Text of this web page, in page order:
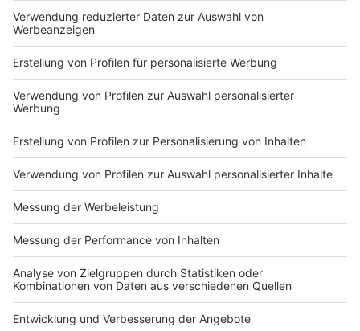
Anzeige
Leichter Rückgang bei Organspenden 2024
Anzeige
Organe wie Nieren, Lebern oder Herzen für schwer
kranke Patienten werden seit Jahren dringend
benötigt. Im vergangenen Jahr gaben 953 Menschen
für die Zeit nach ihrem Tod ein Organ oder mehrere
Organe für andere frei - nach 965 im Jahr 2023, wie die
koordinierende Deutsche Stiftung
Organtransplantation ermittelte. Zugleich standen
Ende 2024 knapp 8.300 Menschen auf Wartelisten.
(dpa)